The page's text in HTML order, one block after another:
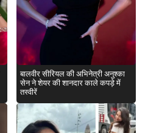
बालवीर सीरियल की अभिनेत्री अनुश्का
सेन ने शेयर की शानदार काले कपड़े में
तस्वीरें